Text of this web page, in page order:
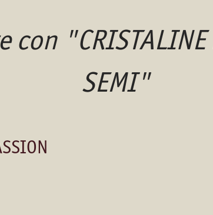
"CRISTALINE
SEMI"